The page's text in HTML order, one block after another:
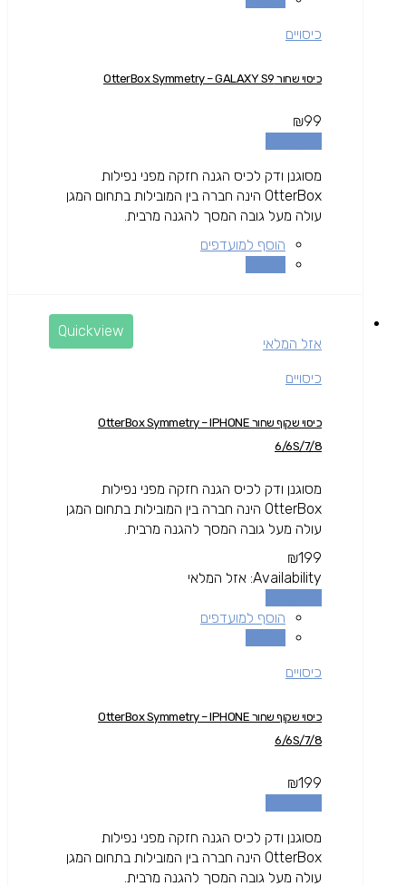
כיסויים
כיסוי שחור OtterBox Symmetry – GALAXY S9
₪99
מסוגנן ודק לכיס הגנה חזקה מפני נפילות
OtterBox הינה חברה בין המובילות בתחום המגן
עולה מעל גובה המסך להגנה מרבית.
הוסף למועדפים
Quickview
אזל המלאי
כיסויים
כיסוי שקוף שחור OtterBox Symmetry – IPHONE
6/6S/7/8
מסוגנן ודק לכיס הגנה חזקה מפני נפילות
OtterBox הינה חברה בין המובילות בתחום המגן
עולה מעל גובה המסך להגנה מרבית.
₪199
Availability: אזל המלאי
הוסף למועדפים
כיסויים
כיסוי שקוף שחור OtterBox Symmetry – IPHONE
6/6S/7/8
₪199
מסוגנן ודק לכיס הגנה חזקה מפני נפילות
OtterBox הינה חברה בין המובילות בתחום המגן
עולה מעל גובה המסך להגנה מרבית.